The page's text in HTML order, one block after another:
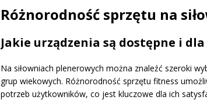
Różnorodność sprzętu na
Jakie urządzenia są dostępne i
Na siłowniach plenerowych można znaleźć szeroki
grup wiekowych. Różnorodność sprzętu fitness
potrzeb użytkowników, co jest kluczowe dla ich